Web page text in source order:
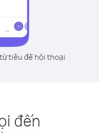
tiêu đề hội thoại
đến